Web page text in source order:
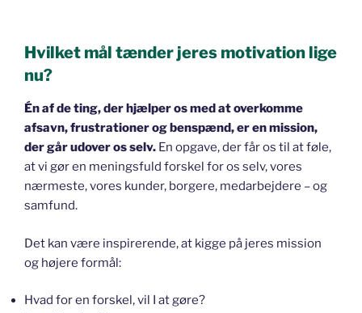
Hvilket mål tænder jeres motivation lige
nu?
Én af de ting, der hjælper os med at overkomme
afsavn, frustrationer og benspænd, er en mission,
der går udover os selv. En opgave, der får os til at føle,
at vi gør en meningsfuld forskel for os selv, vores
nærmeste, vores kunder, borgere, medarbejdere – og
samfund.
Det kan være inspirerende, at kigge på jeres mission
og højere formål:
Hvad for en forskel, vil I at gøre?